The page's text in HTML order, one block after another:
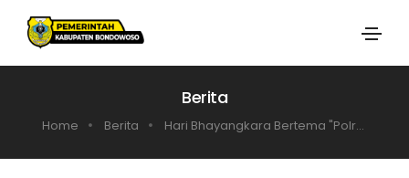
Berita
Home Berita Hari Bhayangkara Bertema "Polr...